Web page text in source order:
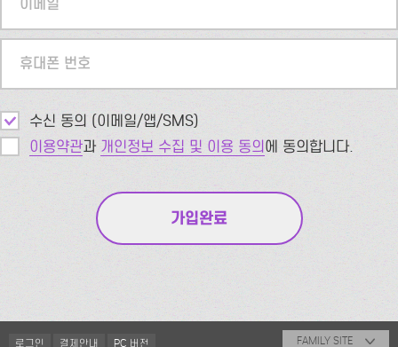
이메일
휴대폰 번호
수신 동의 (이메일/앱/SMS)
이용약관과 개인정보 수집 및 이용 동의에 동의합니다.
로그인 결제안내 PC 버전 FAMILY SITE